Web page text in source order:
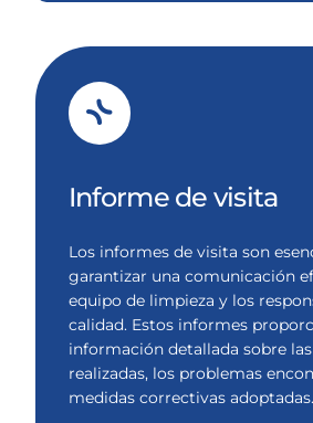
Informe de visita
Los informes de visita son
garantizar una comunicación
equipo de limpieza y los
calidad. Estos informes
información detallada sobre
realizadas, los problemas
medidas correctivas adoptadas.